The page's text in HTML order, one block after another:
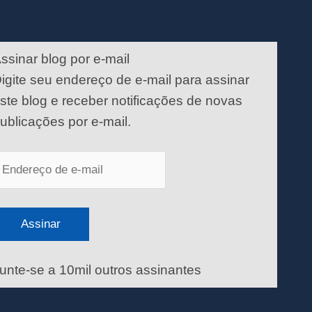
blog por e-mail
seu endereço de e-mail para assinar
blog e receber notificações de novas
por e-mail.
Assinar
se a 10mil outros assinantes